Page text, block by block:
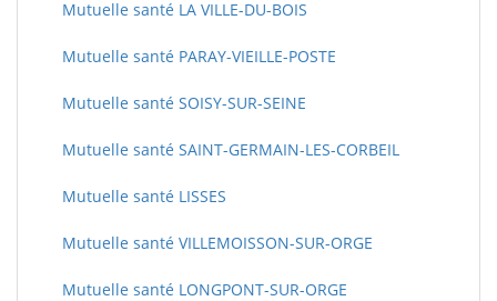
Mutuelle santé LA VILLE-DU-BOIS
Mutuelle santé PARAY-VIEILLE-POSTE
Mutuelle santé SOISY-SUR-SEINE
Mutuelle santé SAINT-GERMAIN-LES-CORBEIL
Mutuelle santé LISSES
Mutuelle santé VILLEMOISSON-SUR-ORGE
Mutuelle santé LONGPONT-SUR-ORGE